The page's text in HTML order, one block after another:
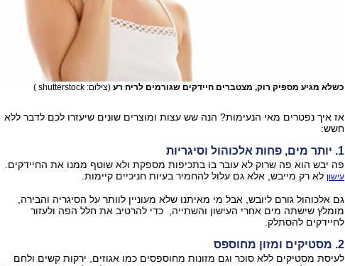
כשלא מגיע מספיק רוק, מצטברים חיידקים שגורמים לריח רע (צילום: shutterstock )
אז איך נפטרים מאי הנעימות? הנה שש עצות ומוצרים שונים שיעזרו לכם לדבר ללא
חשש:
1. יותר מים, פחות אלכוהול וסיגריות
פה יבש הוא פה שרוק לא עובר בו בתכיפות מספקת ולא שוטף ממנו את החיידקים.
עישון לא רק מייבש, אלא גם עלול להחמיר בעיות חניכיים קיימות.
גם אלכוהול גורם ליובש, אבל מי מאיתנו שלא מעוניין לוותר על הסיגריה והבירה,
מומלץ שישתה מים אחרי העישון והשתייה, כדי להרטיב את חלל הפה ולעזור
לחיידקים להסתלק.
2. מסטיקים ומזון מחוספס
לעיסת מסטיקים ללא סוכר וגם מזונות מחוספסים כמו אגוזים, ירקות קשים ולחם